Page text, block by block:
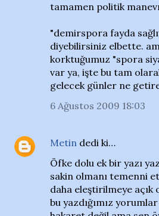
tamamen politik
"demirspora fayda
diyebilirsiniz elbette.
korktuğumuz "spora
var ya, işte bu tam
gelecek günler ne
6 Ağustos 2009 18:03
Metin dedi ki…
Öfke dolu ek bir yazı
sakin olmanı temenni
daha eleştirilmeye açık
bu yazdığımız